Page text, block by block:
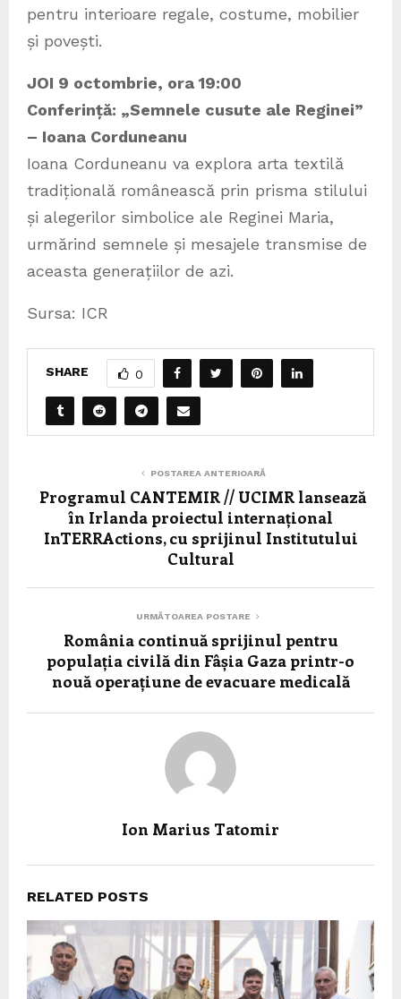
pentru interioare regale, costume, mobilier
și povești.
JOI 9 octombrie, ora 19:00
Conferință: „Semnele cusute ale Reginei”
– Ioana Corduneanu
Ioana Corduneanu va explora arta textilă
tradițională românească prin prisma stilului
și alegerilor simbolice ale Reginei Maria,
urmărind semnele și mesajele transmise de
aceasta generațiilor de azi.
Sursa: ICR
SHARE 0
POSTAREA ANTERIOARĂ
Programul CANTEMIR // UCIMR lansează
în Irlanda proiectul internațional
InTERRActions, cu sprijinul Institutului
Cultural
URMĂTOAREA POSTARE
România continuă sprijinul pentru
populația civilă din Fâșia Gaza printr-o
nouă operațiune de evacuare medicală
Ion Marius Tatomir
RELATED POSTS